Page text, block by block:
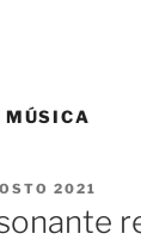
MÚSICA
2021